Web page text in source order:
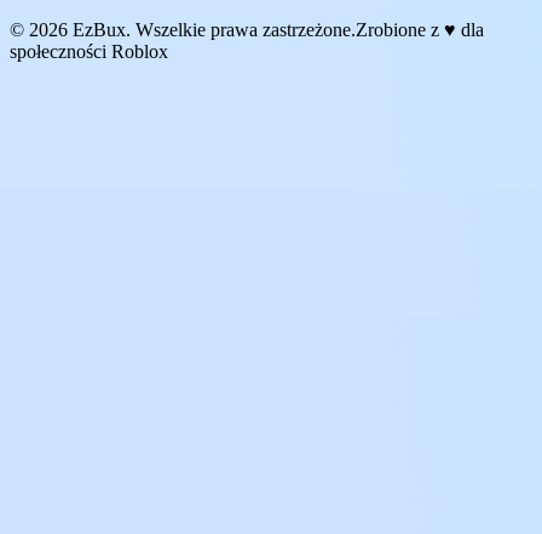
© 2026 EzBux. Wszelkie prawa zastrzeżone.Zrobione z ♥ dla
społeczności Roblox